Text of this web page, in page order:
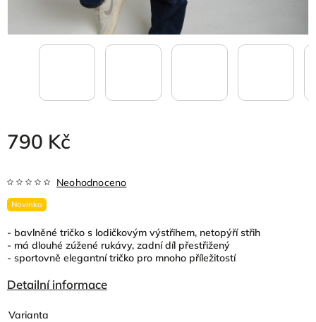
790 Kč
Novinka
Neohodnoceno
- bavlněné tričko s lodičkovým výstřihem, netopýří střih
- má dlouhé zúžené rukávy, zadní díl přestřižený
- sportovně elegantní tričko pro mnoho příležitostí
Detailní informace
Varianta